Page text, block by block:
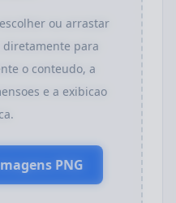
ou arrastar
diretamente para
o conteudo, a
e a exibicao
PNG